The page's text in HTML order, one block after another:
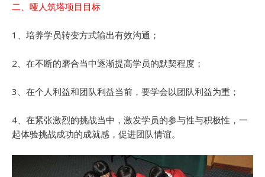
二、哑人筑塔项目目标
1、培养学员转变方式输出有效沟通；
2、在不断的磨合当中逐渐提高学员的默契程度；
3、在个人利益和团队利益当前，要学会以团队利益为重；
4、在紧张激烈的挑战当中，激发学员的参与性与积极性，一
起体验挑战成功的成就感，促进团队情谊。